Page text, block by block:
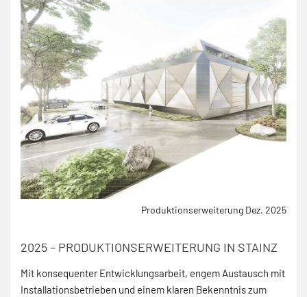
Produktionserweiterung Dez. 2025
2025 – PRODUKTIONSERWEITERUNG IN STAINZ
Mit konsequenter Entwicklungsarbeit, engem Austausch mit
Installationsbetrieben und einem klaren Bekenntnis zum